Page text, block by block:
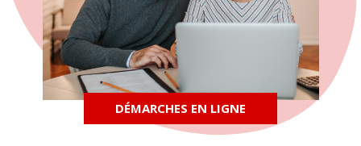
DÉMARCHES EN LIGNE